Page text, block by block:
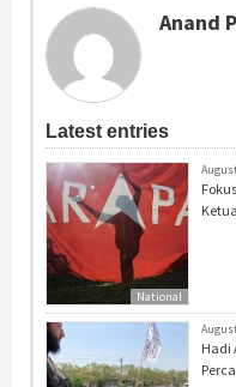
Anand
Latest entries
National
Hadi